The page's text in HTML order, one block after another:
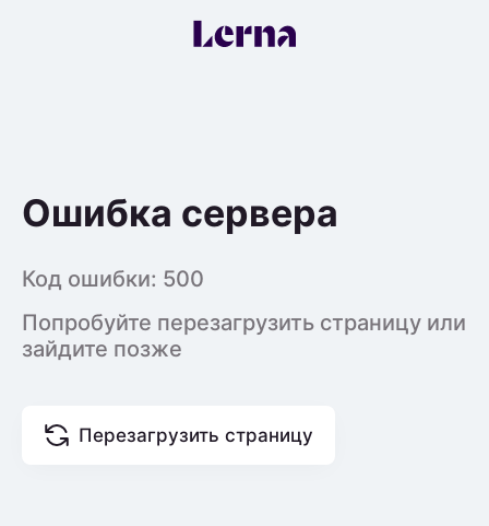
Ошибка сервера
Код ошибки: 500
Попробуйте перезагрузить страницу или
зайдите позже
Перезагрузить страницу